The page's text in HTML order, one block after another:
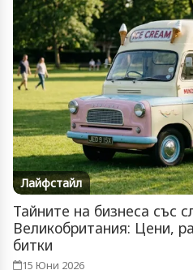
Лайфстайл
Тайните на бизнеса със
Великобритания: Цени,
битки
15 Юни 2026